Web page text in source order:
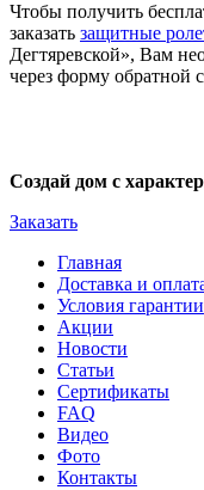
Чтобы получить
заказать защитные
Дегтяревской», Вам
через форму обратной
Создай дом с
Заказать
Главная
Доставка и
Условия гарантии
Акции
Новости
Статьи
Сертификаты
FAQ
Видео
Фото
Контакты